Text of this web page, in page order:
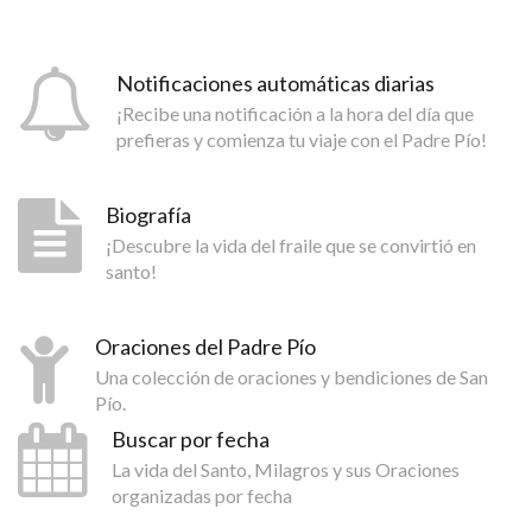
Notificaciones automáticas diarias
¡Recibe una notificación a la hora del día que
prefieras y comienza tu viaje con el Padre Pío!
Biografía
¡Descubre la vida del fraile que se convirtió en
santo!
Oraciones del Padre Pío
Una colección de oraciones y bendiciones de San
Pío.
Buscar por fecha
La vida del Santo, Milagros y sus Oraciones
organizadas por fecha